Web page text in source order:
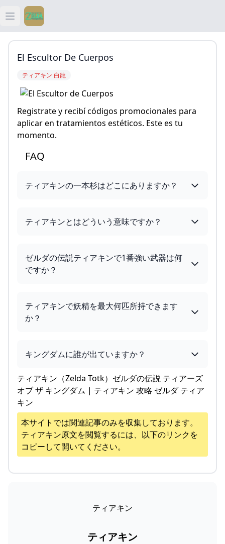
Open main menu
ティアキン
ティアキン 武器
ティアキン 攻略
El Escultor De Cuerpos
ティアキン 白龍
Registrate y recibí códigos promocionales para
aplicar en tratamientos estéticos. Este es tu
momento.
FAQ
ティアキンの一本杉はどこにありますか？
ティアキンとはどういう意味ですか？
ゼルダの伝説ティアキンで1番強い武器は何
ですか？
ティアキンで妖精を最大何匹所持できます
か？
キングダムに誰が出ていますか？
ティアキン（Zelda Totk）ゼルダの伝説 ティアーズ
オブ ザ キングダム | ティアキン 攻略 ゼルダ ティア
キン
本サイトでは関連記事のみを収集しております。
ティアキン原文を閲覧するには、以下のリンクを
コピーして開いてください。
ティアキン
ティアキン